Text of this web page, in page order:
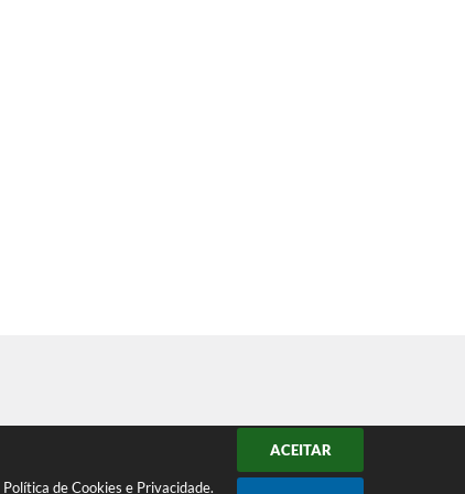
Política de Cookies e Privacidade.
ACEITAR